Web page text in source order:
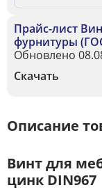
Прайс-лист
фурнитуры
Обновлено
Скачать
Описание
Винт для
цинк DIN967